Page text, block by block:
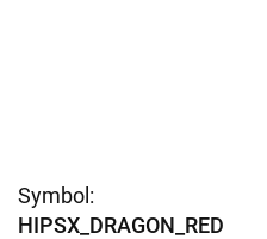
Symbol:
HIPSX_DRAGON_RED